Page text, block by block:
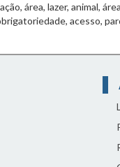
área, lazer, animal,
acesso,